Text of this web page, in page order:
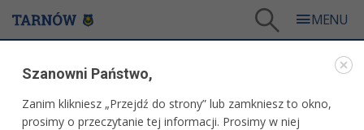
Pomoc osobom niepełnosprawnym /
POMOC OSOBOM NIEPEŁNOSPRAWNYM
Szanowni Państwo,
Zanim klikniesz „Przejdź do strony” lub zamkniesz to okno,
prosimy o przeczytanie tej informacji. Prosimy w niej